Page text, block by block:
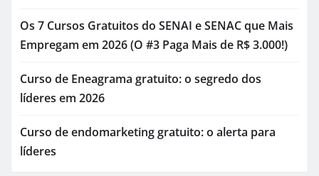
Os 7 Cursos Gratuitos do SENAI e SENAC que Mais
Empregam em 2026 (O #3 Paga Mais de R$ 3.000!)
Curso de Eneagrama gratuito: o segredo dos
líderes em 2026
Curso de endomarketing gratuito: o alerta para
líderes